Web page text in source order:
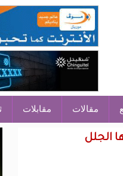
مقالات مقابلات
الجلل